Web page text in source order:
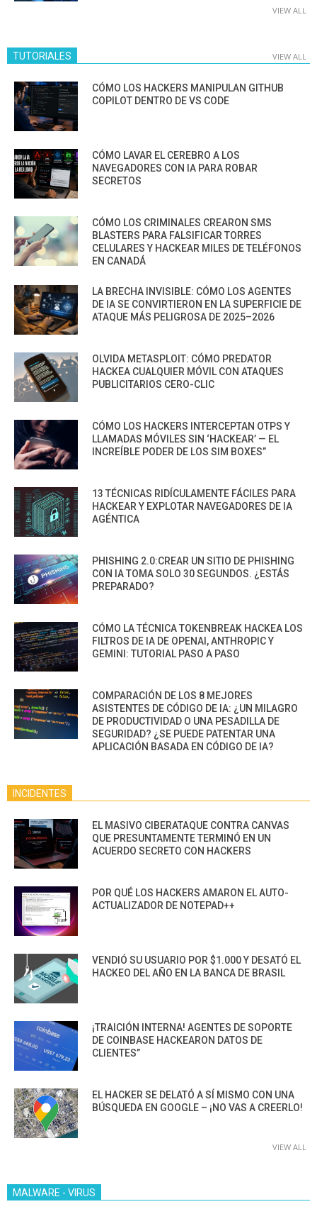
VIEW ALL
TUTORIALES VIEW ALL
CÓMO LOS HACKERS MANIPULAN GITHUB
COPILOT DENTRO DE VS CODE
CÓMO LAVAR EL CEREBRO A LOS
NAVEGADORES CON IA PARA ROBAR
SECRETOS
CÓMO LOS CRIMINALES CREARON SMS
BLASTERS PARA FALSIFICAR TORRES
CELULARES Y HACKEAR MILES DE TELÉFONOS
EN CANADÁ
LA BRECHA INVISIBLE: CÓMO LOS AGENTES
DE IA SE CONVIRTIERON EN LA SUPERFICIE DE
ATAQUE MÁS PELIGROSA DE 2025–2026
OLVIDA METASPLOIT: CÓMO PREDATOR
HACKEA CUALQUIER MÓVIL CON ATAQUES
PUBLICITARIOS CERO-CLIC
CÓMO LOS HACKERS INTERCEPTAN OTPS Y
LLAMADAS MÓVILES SIN ‘HACKEAR’ — EL
INCREÍBLE PODER DE LOS SIM BOXES”
13 TÉCNICAS RIDÍCULAMENTE FÁCILES PARA
HACKEAR Y EXPLOTAR NAVEGADORES DE IA
AGÉNTICA
PHISHING 2.0:CREAR UN SITIO DE PHISHING
CON IA TOMA SOLO 30 SEGUNDOS. ¿ESTÁS
PREPARADO?
CÓMO LA TÉCNICA TOKENBREAK HACKEA LOS
FILTROS DE IA DE OPENAI, ANTHROPIC Y
GEMINI: TUTORIAL PASO A PASO
COMPARACIÓN DE LOS 8 MEJORES
ASISTENTES DE CÓDIGO DE IA: ¿UN MILAGRO
DE PRODUCTIVIDAD O UNA PESADILLA DE
SEGURIDAD? ¿SE PUEDE PATENTAR UNA
APLICACIÓN BASADA EN CÓDIGO DE IA?
INCIDENTES
EL MASIVO CIBERATAQUE CONTRA CANVAS
QUE PRESUNTAMENTE TERMINÓ EN UN
ACUERDO SECRETO CON HACKERS
POR QUÉ LOS HACKERS AMARON EL AUTO-
ACTUALIZADOR DE NOTEPAD++
VENDIÓ SU USUARIO POR $1.000 Y DESATÓ EL
HACKEO DEL AÑO EN LA BANCA DE BRASIL
¡TRAICIÓN INTERNA! AGENTES DE SOPORTE
DE COINBASE HACKEARON DATOS DE
CLIENTES”
EL HACKER SE DELATÓ A SÍ MISMO CON UNA
BÚSQUEDA EN GOOGLE – ¡NO VAS A CREERLO!
VIEW ALL
MALWARE - VIRUS